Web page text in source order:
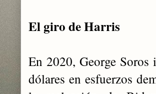
El giro de Harris
En 2020, George
dólares en esfuerzos